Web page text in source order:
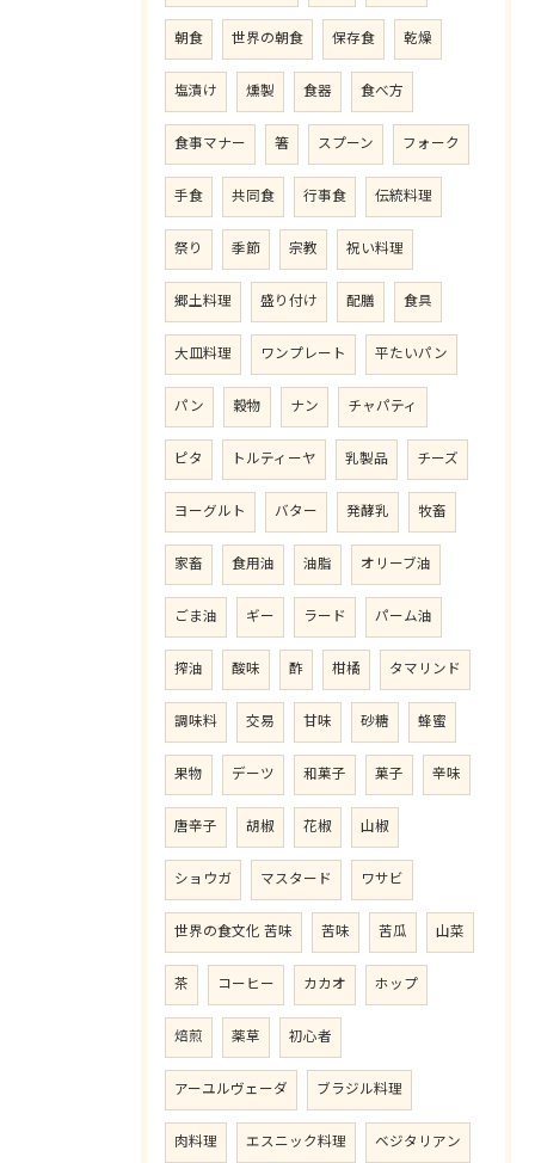
朝食 世界の朝食 保存食 乾燥
塩漬け 燻製 食器 食べ方
食事マナー 箸 スプーン フォーク
手食 共同食 行事食 伝統料理
祭り 季節 宗教 祝い料理
郷土料理 盛り付け 配膳 食具
大皿料理 ワンプレート 平たいパン
パン 穀物 ナン チャパティ
ピタ トルティーヤ 乳製品 チーズ
ヨーグルト バター 発酵乳 牧畜
家畜 食用油 油脂 オリーブ油
ごま油 ギー ラード パーム油
搾油 酸味 酢 柑橘 タマリンド
調味料 交易 甘味 砂糖 蜂蜜
果物 デーツ 和菓子 菓子 辛味
唐辛子 胡椒 花椒 山椒
ショウガ マスタード ワサビ
世界の食文化 苦味 苦味 苦瓜 山菜
茶 コーヒー カカオ ホップ
焙煎 薬草 初心者
アーユルヴェーダ ブラジル料理
肉料理 エスニック料理 ベジタリアン